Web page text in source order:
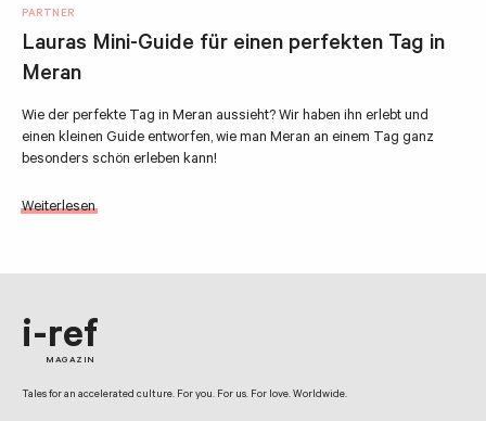
PARTNER
Lauras Mini-Guide für einen perfekten Tag in
Meran
Wie der perfekte Tag in Meran aussieht? Wir haben ihn erlebt und
einen kleinen Guide entworfen, wie man Meran an einem Tag ganz
besonders schön erleben kann!
Weiterlesen
i-ref
MAGAZIN
Tales for an accelerated culture. For you. For us. For love. Worldwide.